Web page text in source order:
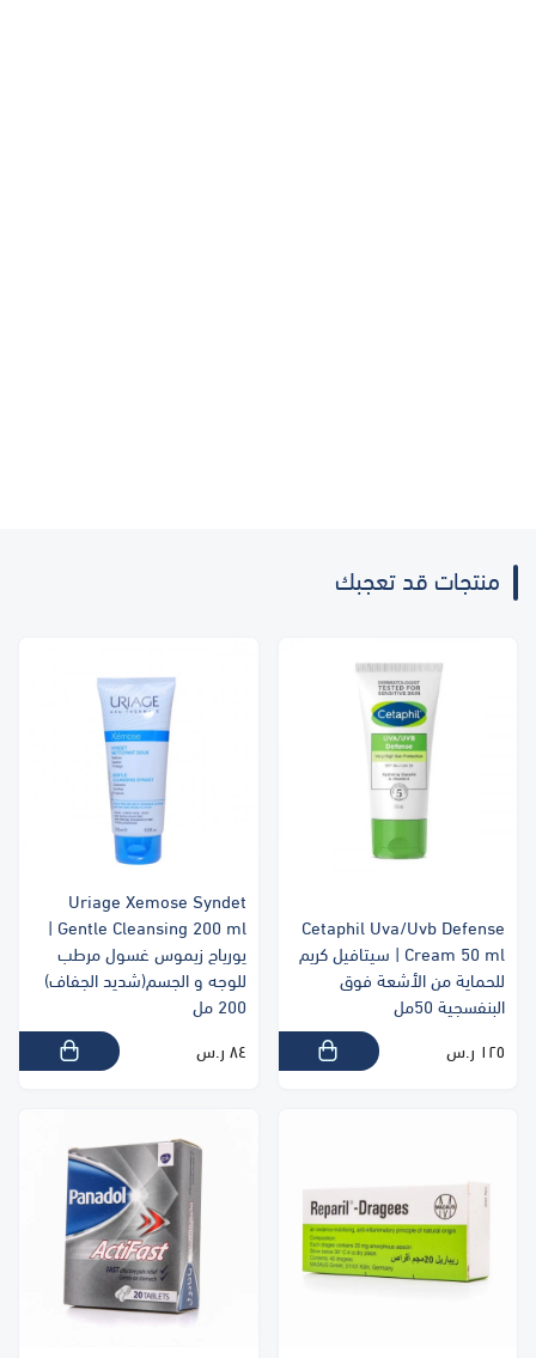
منتجات قد تعجبك
Cetaphil Uva/Uvb Defense
Cream 50 ml | سيتافيل كريم
للحماية من الأشعة فوق
البنفسجية 50مل
١٢٥ ر.س
Uriage Xemose Syndet
Gentle Cleansing 200 ml |
يورياج زيموس غسول مرطب
للوجه و الجسم(شديد الجفاف)
200 مل
٨٤ ر.س